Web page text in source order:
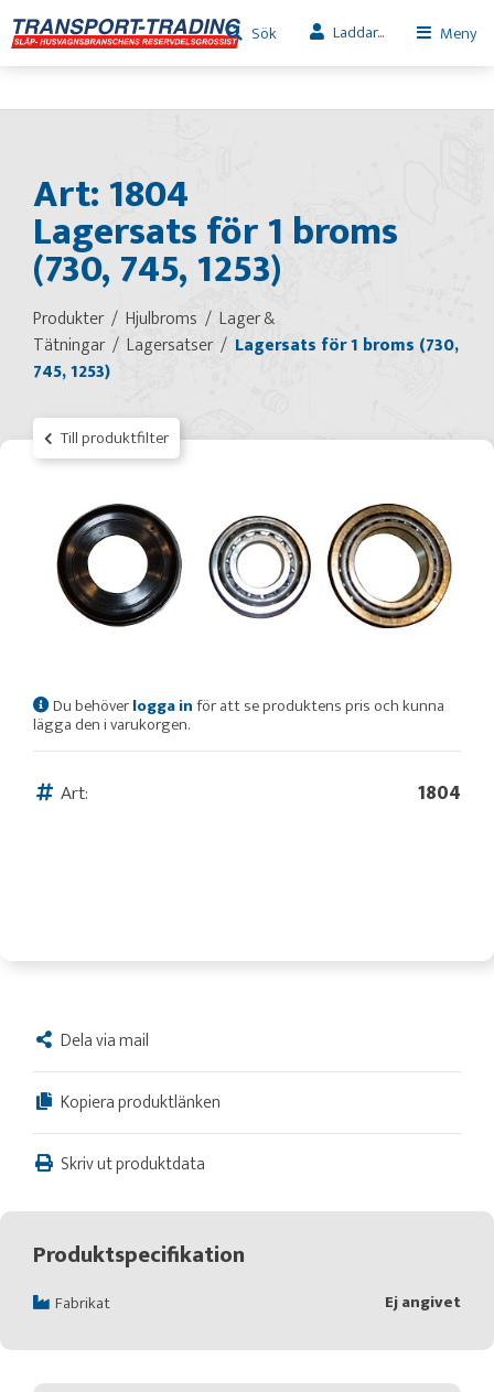
Sök Laddar... Meny
Art: 1804
Lagersats för 1 broms
(730, 745, 1253)
Produkter Hjulbroms
Lager &
Tätningar
Lagersatser
Lagersats för 1 broms (730,
745, 1253)
Till produktfilter
Du behöverlogga inför att se produktens pris och kunna
lägga den i varukorgen.
Art: 1804
Dela via mail
Kopiera produktlänken
Skriv ut produktdata
Produktspecifikation
Fabrikat Ej angivet